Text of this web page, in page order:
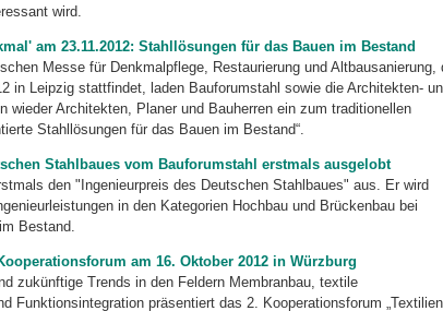
wird.
am 23.11.2012: Stahllösungen für das Bauen im Bestand
Messe für Denkmal­pflege, Restaurierung und Altbausanierung,
in Leipzig stattfindet, laden Bauforumstahl sowie die Architekten-
wieder Archi­tekten, Planer und Bauherren ein zum traditionellen
Stahllösungen für das Bauen im Bestand“.
Stahlbaues vom Bauforumstahl erstmals ausgelobt
den "Ingenieur­preis des Deutschen Stahlbaues" aus. Er wird
in den Kategorien Hochbau und Brückenbau bei
Bestand.
am 16. Oktober 2012 in Würzburg
zukünftige Trends in den Feldern Membranbau, textile
Funktionsintegration präsentiert das 2. Kooperationsforum